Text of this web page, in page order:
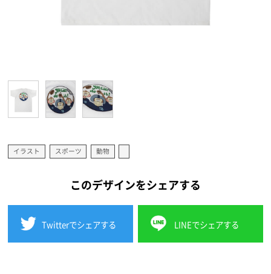
イラスト スポーツ 動物
このデザインをシェアする
Twitterでシェアする LINEでシェアする